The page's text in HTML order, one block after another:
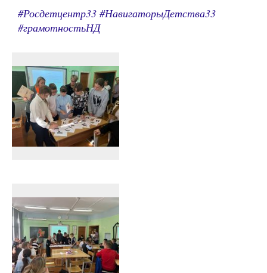
#Росдетцентр33 #НавигаторыДетства33
#грамотностьНД